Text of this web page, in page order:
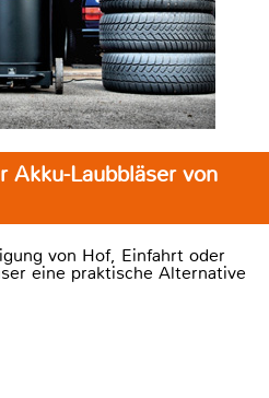
Akku-Laubbläser von
von Hof, Einfahrt oder
eine praktische Alternative